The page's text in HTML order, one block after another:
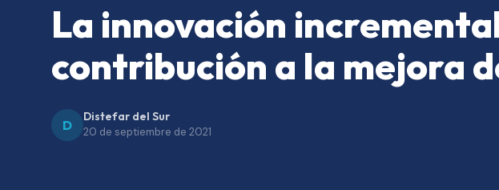
La innovación
contribución a la mejora
D
Distefar del Sur
20 de septiembre de 2021